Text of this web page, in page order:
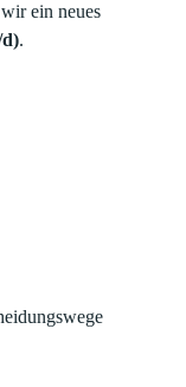
ein neues
.